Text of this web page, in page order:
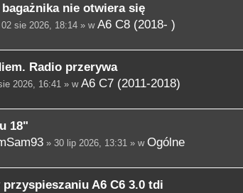
nie otwiera się
sie 2026, 18:14 » w A6 C8 (2018- )
Radio przerywa
2026, 16:41 » w A6 C7 (2011-2018)
18"
» 30 lip 2026, 13:31 » w Ogólne
A6 C6 3.0 tdi